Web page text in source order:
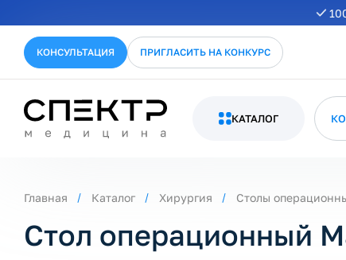
КОНСУЛЬТАЦИЯ ПРИГЛАСИТЬ НА КОНКУРС
КАТАЛОГ
Главная Каталог Хирургия Столы
Стол операционный